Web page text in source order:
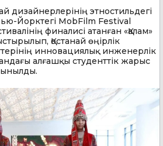
дизайнерлерінің этностильдегі
Йорктегі MobFilm Festival
финалисі атанған «Қалам»
Қостанай өңірлік
инновациялық инженерлік
алғашқы студенттік жарыс